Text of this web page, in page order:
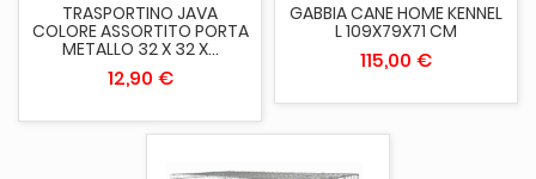
TRASPORTINO JAVA
COLORE ASSORTITO PORTA
METALLO 32 X 32 X...
12,90 €
GABBIA CANE HOME KENNEL
L 109X79X71 CM
115,00 €